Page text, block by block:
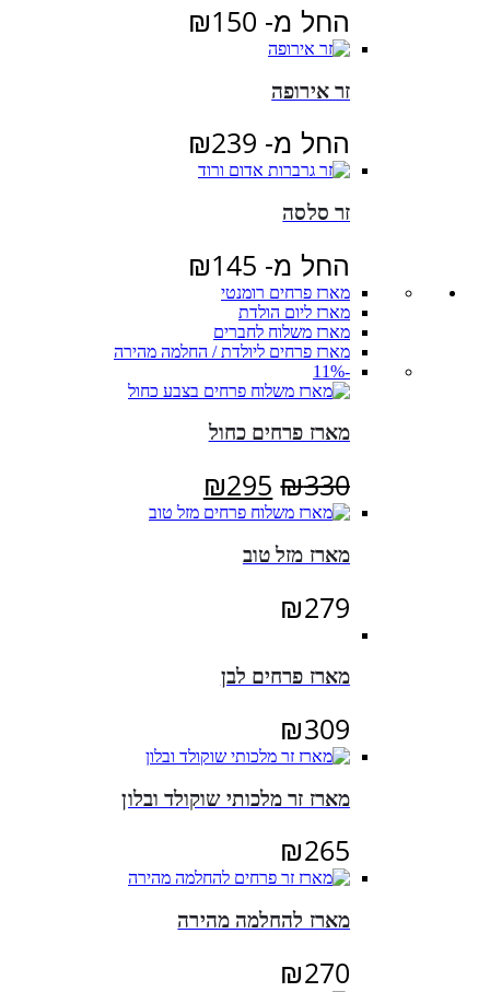
החל מ- ₪150
זר אירופה
החל מ- ₪239
זר סלסה
החל מ- ₪145
מארז פרחים רומנטי
מארז ליום הולדת
מארז משלוח לחברים
מארז פרחים ליולדת / החלמה מהירה
-11%
מארז פרחים כחול
₪330
המחיר
המקורי
היה:
₪295
הנוכחי
מארז מזל טוב
₪279
מארז פרחים לבן
₪309
מארז זר מלכותי שוקולד ובלון
₪265
מארז להחלמה מהירה
₪270